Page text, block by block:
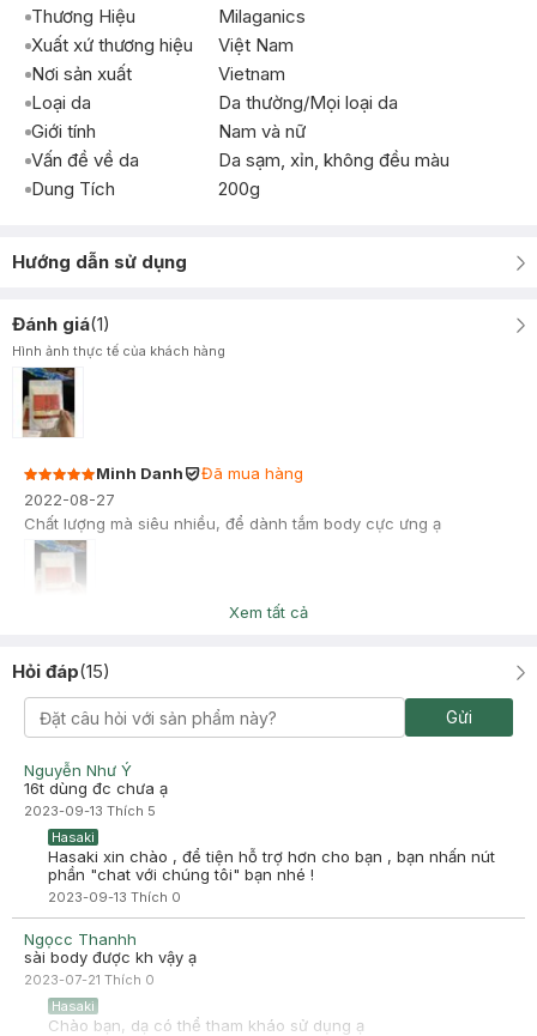
Thương Hiệu
Milaganics
Xuất xứ thương hiệu
Việt Nam
Nơi sản xuất
Vietnam
Loại da
Da thường/Mọi loại da
Giới tính
Nam và nữ
Vấn đề về da
Da sạm, xỉn, không đều màu
Dung Tích
200g
Hướng dẫn sử dụng
Đánh giá(1)
Hình ảnh thực tế của khách hàng
Minh Danh
Đã mua hàng
2022-08-27
Chất lượng mà siêu nhiều, để dành tắm body cực ưng ạ
Xem tất cả
Hỏi đáp(15)
Gửi
Nguyễn Như Ý
16t dùng đc chưa ạ
2023-09-13 Thích 5
Hasaki
Hasaki xin chào , để tiện hỗ trợ hơn cho bạn , bạn nhấn nút
phần "chat với chúng tôi" bạn nhé !
2023-09-13 Thích 0
Ngọcc Thanhh
sài body được kh vậy ạ
2023-07-21 Thích 0
Hasaki
Chào bạn, dạ có thể tham kháo sử dụng ạ